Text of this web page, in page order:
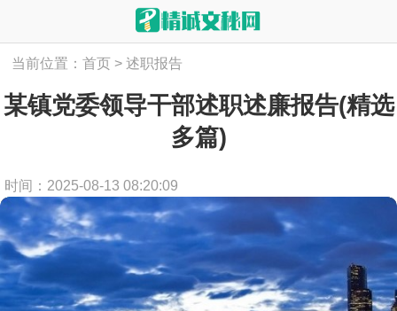
当前位置：首页 > 述职报告
某镇党委领导干部述职述廉报告(精选
多篇)
时间：2025-08-13 08:20:09